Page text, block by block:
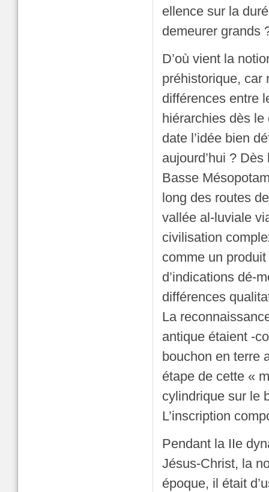
ellence sur la
demeurer grands
D’où vient la
préhistorique, car
différences entre
hiérarchies dès le
date l’idée bien
aujourd’hui ?
Basse
long des routes
vallée al-luviale
civilisation
comme un
d’indications dé-
différences
La
antique étaient -
bouchon en terre
étape de cette «
cylindrique sur le
L’inscription
Pendant la IIe
Jésus-Christ, la
époque, il était